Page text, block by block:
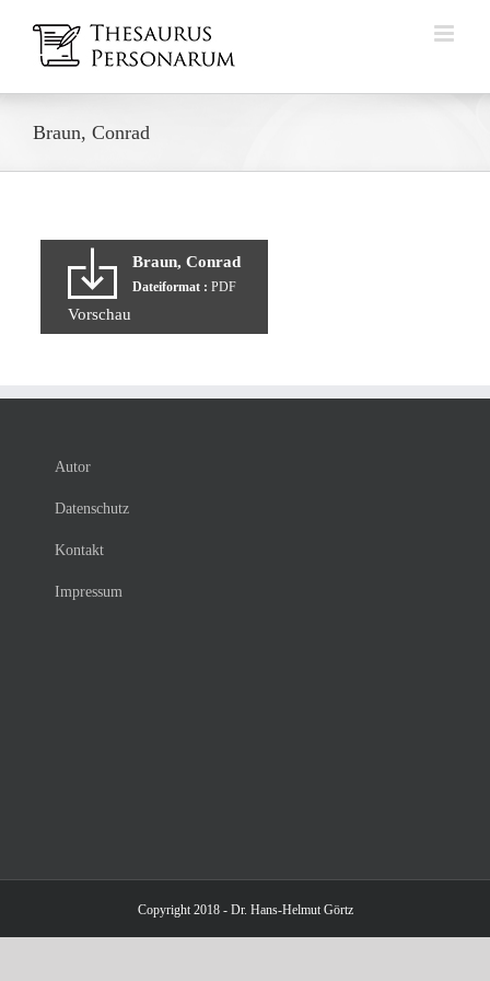
Inhalt
springen
Braun, Conrad
Braun, Conrad
Dateiformat : PDF
Vorschau
Autor
Datenschutz
Kontakt
Impressum
Copyright 2018 - Dr. Hans-Helmut Görtz